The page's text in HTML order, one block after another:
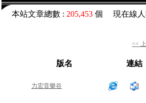
本站文章總數 : 205,453 個 現在線人
<<
版名 連結
力宏音樂谷